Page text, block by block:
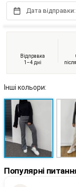
Дата
Відправка
1–4 дні
Інші кольори:
Популярні